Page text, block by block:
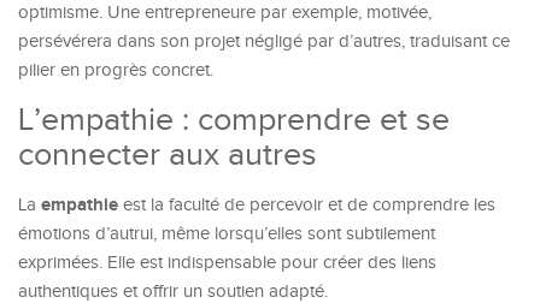
optimisme. Une entrepreneure par exemple, motivée,
persévérera dans son projet négligé par d’autres, traduisant ce
pilier en progrès concret.
L’empathie : comprendre et se
connecter aux autres
La empathie est la faculté de percevoir et de comprendre les
émotions d’autrui, même lorsqu’elles sont subtilement
exprimées. Elle est indispensable pour créer des liens
authentiques et offrir un soutien adapté.